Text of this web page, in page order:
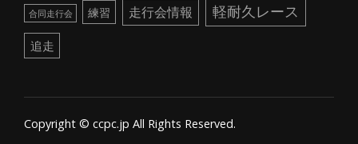
合同走行会 練習 走行会情報 軽耐久レース
追走
Copyright © ccpc.jp All Rights Reserved.